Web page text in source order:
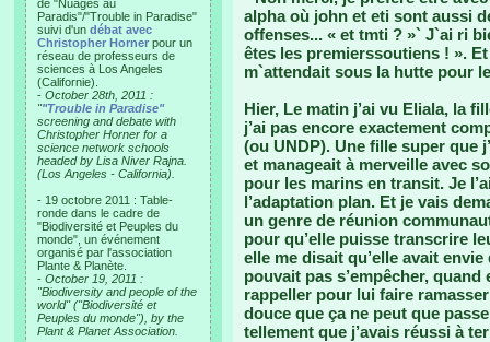
de "Nuages au
Paradis"/"Trouble in Paradise"
suivi d'un débat avec
Christopher Horner pour un
réseau de professeurs de
sciences à Los Angeles
(Californie).
- October 28th, 2011 :
""Trouble in Paradise"
screening and debate with
Christopher Horner for a
science network schools
headed by Lisa Niver Rajna.
(Los Angeles - California).
- 19 octobre 2011 : Table-
ronde dans le cadre de
"Biodiversité et Peuples du
monde", un événement
organisé par l'association
Plante & Planète.
- October 19, 2011 :
"Biodiversity and people of the
world" ("Biodiversité et
Peuples du monde"), by the
Plant & Planet Association.
alpha où john et eti sont aussi
offenses... « et tmti ? »` J`ai ri
êtes les premierssoutiens ! ».
m`attendait sous la hutte pour
Hier, Le matin j’ai vu Eliala, la
j’ai pas encore exactement
(ou UNDP). Une fille super que
et manageait à merveille avec
pour les marins en transit. Je
l’adaptation plan. Et je vais
un genre de réunion
pour qu’elle puisse transcrire
elle me disait qu’elle avait
pouvait pas s’empêcher,
rappeller pour lui faire
douce que ça ne peut que
tellement que j’avais réussi à